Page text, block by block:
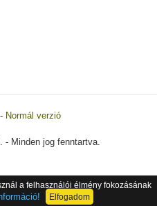
Normál verzió
Minden jog fenntartva.
a felhasználói élmény fokozásának
Elfogadom